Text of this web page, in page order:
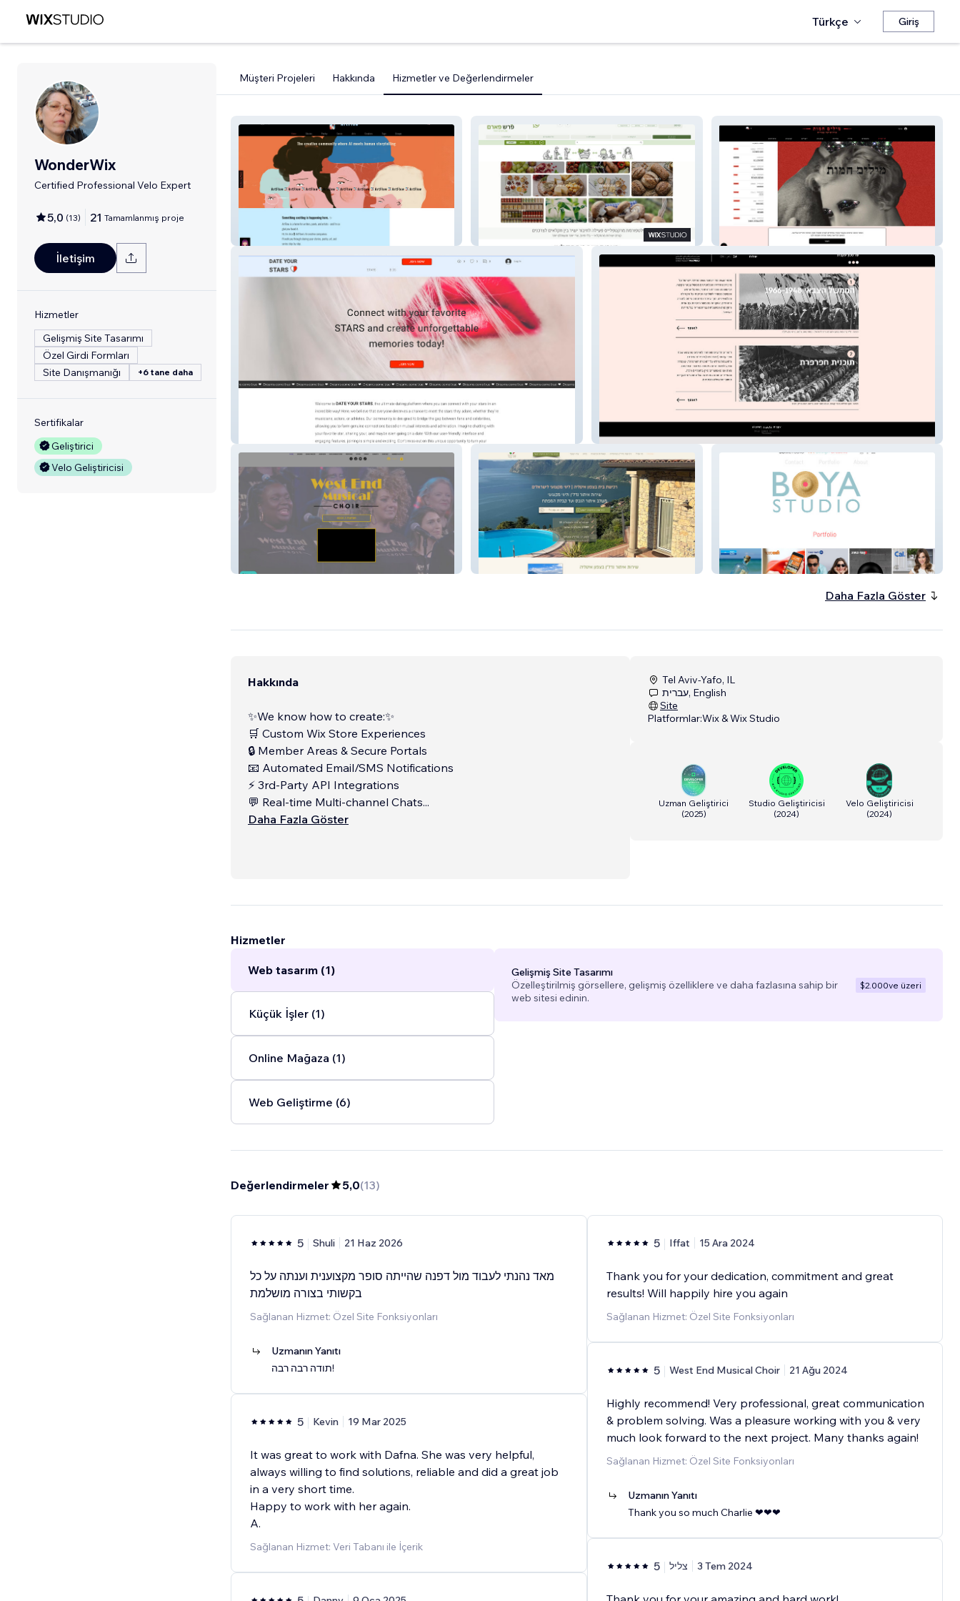
Türkçe Giriş
WonderWix
Certified Professional Velo Expert
5,0 (13) 21 Tamamlanmış proje
İletişim
Hizmetler
Gelişmiş Site Tasarımı
Özel Girdi Formları
Site Danışmanığı
+6 tane daha
Sertifikalar
Geliştirici
Velo Geliştiricisi
Müşteri Projeleri Hakkında Hizmetler ve Değerlendirmeler
ArtFlow מילים חמות | Hotwords
DATE YOUR STARS
WestEndMusicalChoir BeItalia Home Boyastudio
Daha Fazla Göster
Hakkında
✨We know how to create:✨
🛒 Custom Wix Store Experiences
🔒 Member Areas & Secure Portals
📧 Automated Email/SMS Notifications
⚡ 3rd-Party API Integrations
💬 Real-time Multi-channel Chats...
Daha Fazla Göster
Tel Aviv-Yafo, IL
עברית, English
Site
Platformlar:Wix & Wix Studio
Uzman Geliştirici
(2025)
Studio Geliştiricisi
(2024)
Velo Geliştiricisi
(2024)
Hizmetler
Web tasarım (1)
Küçük İşler (1)
Online Mağaza (1)
Web Geliştirme (6)
Gelişmiş Site Tasarımı
Özelleştirilmiş görsellere, gelişmiş özelliklere ve daha fazlasına sahip bir
web sitesi edinin.
$2.000ve üzeri
Değerlendirmeler 5,0(13)
5 Shuli 21 Haz 2026
מאד נהנתי לעבוד מול דפנה שהייתה סופר מקצוענית וענתה על כל
בקשותי בצורה מושלמת
Sağlanan Hizmet: Özel Site Fonksiyonları
Uzmanın Yanıtı
תודה רבה רבה!
5 Kevin 19 Mar 2025
It was great to work with Dafna. She was very helpful,
always willing to find solutions, reliable and did a great job
in a very short time.
Happy to work with her again.
A.
Sağlanan Hizmet: Veri Tabanı ile İçerik
5 Iffat 15 Ara 2024
Thank you for your dedication, commitment and great
results! Will happily hire you again
Sağlanan Hizmet: Özel Site Fonksiyonları
5 West End Musical Choir 21 Ağu 2024
Highly recommend! Very professional, great communication
& problem solving. Was a pleasure working with you & very
much look forward to the next project. Many thanks again!
Sağlanan Hizmet: Özel Site Fonksiyonları
Uzmanın Yanıtı
Thank you so much Charlie ❤❤❤
5 צליל 3 Tem 2024